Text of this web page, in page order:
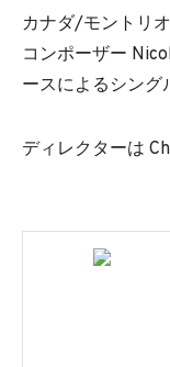
カナダ/モントリ
コンポーザー
ースによるシング
ディレクターは